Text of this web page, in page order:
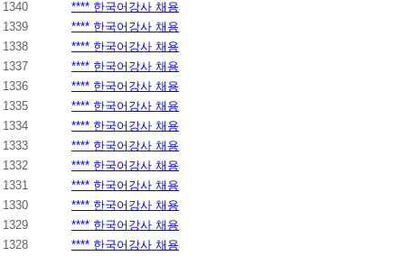
1340
**** 한국어강사 채용
1339
**** 한국어강사 채용
1338
**** 한국어강사 채용
1337
**** 한국어강사 채용
1336
**** 한국어강사 채용
1335
**** 한국어강사 채용
1334
**** 한국어강사 채용
1333
**** 한국어강사 채용
1332
**** 한국어강사 채용
1331
**** 한국어강사 채용
1330
**** 한국어강사 채용
1329
**** 한국어강사 채용
1328
**** 한국어강사 채용